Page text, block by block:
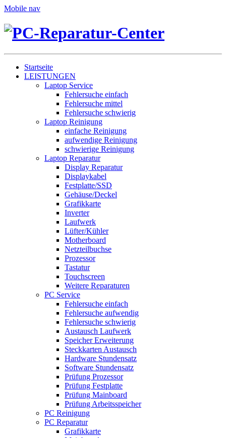
Mobile nav
Startseite
LEISTUNGEN
Laptop Service
Fehlersuche einfach
Fehlersuche mittel
Fehlersuche schwierig
Laptop Reinigung
einfache Reinigung
aufwendige Reinigung
schwierige Reinigung
Laptop Reparatur
Display Reparatur
Displaykabel
Festplatte/SSD
Gehäuse/Deckel
Grafikkarte
Inverter
Laufwerk
Lüfter/Kühler
Motherboard
Netzteilbuchse
Prozessor
Tastatur
Touchscreen
Weitere Reparaturen
PC Service
Fehlersuche einfach
Fehlersuche aufwendig
Fehlersuche schwierig
Austausch Laufwerk
Speicher Erweiterung
Steckkarten Austausch
Hardware Stundensatz
Software Stundensatz
Prüfung Prozessor
Prüfung Festplatte
Prüfung Mainboard
Prüfung Arbeitsspeicher
PC Reinigung
PC Reparatur
Grafikkarte